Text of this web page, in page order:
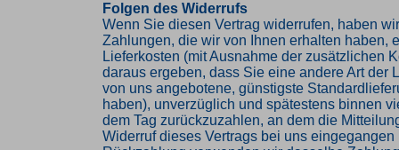
Folgen des Widerrufs
Wenn Sie diesen Vertrag widerrufen, haben
Zahlungen, die wir von Ihnen erhalten haben,
Lieferkosten (mit Ausnahme der zusätzlichen
daraus ergeben, dass Sie eine andere Art der
von uns angebotene, günstigste
haben), unverzüglich und spätestens binnen
dem Tag zurückzuzahlen, an dem die
Widerruf dieses Vertrags bei uns eingegangen